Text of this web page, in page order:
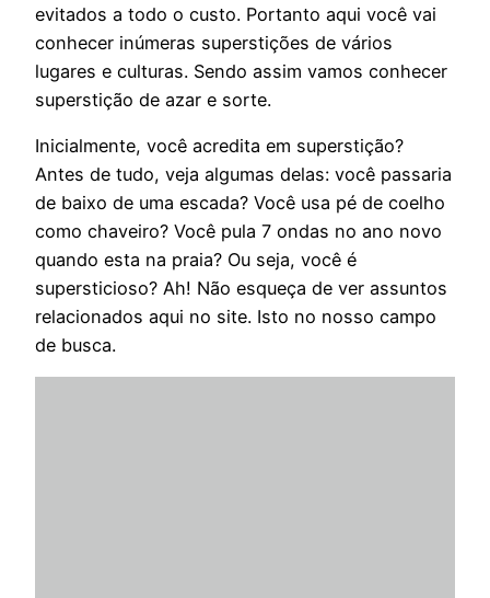
evitados a todo o custo. Portanto aqui você vai
conhecer inúmeras superstições de vários
lugares e culturas. Sendo assim vamos conhecer
superstição de azar e sorte.
Inicialmente, você acredita em superstição?
Antes de tudo, veja algumas delas: você passaria
de baixo de uma escada? Você usa pé de coelho
como chaveiro? Você pula 7 ondas no ano novo
quando esta na praia? Ou seja, você é
supersticioso? Ah! Não esqueça de ver assuntos
relacionados aqui no site. Isto no nosso campo
de busca.